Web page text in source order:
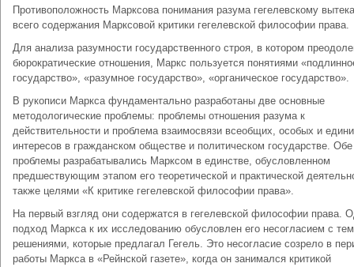
Противоположность Марксова понимания разума гегелевскому
всего содержания Марксовой критики гегелевской философии права.
Для анализа разумности государственного строя, в котором
бюрократические отношения, Маркс пользуется понятиями
государство», «разумное государство», «органическое государство».
В рукописи Маркса фундаментально разработаны две основные
методологические проблемы: проблемы отношения разума к
действительности и проблема взаимосвязи всеобщих, особых и
интересов в гражданском обществе и политическом государстве. Обе
проблемы разрабатывались Марксом в единстве, обусловленном
предшествующим этапом его теоретической и практической
также целями «К критике гегелевской философии права».
На первый взгляд они содержатся в гегелевской философии права.
подход Маркса к их исследованию обусловлен его несогласием с
решениями, которые предлагал Гегель. Это несогласие созрело в
работы Маркса в «Рейнской газете», когда он занимался критикой